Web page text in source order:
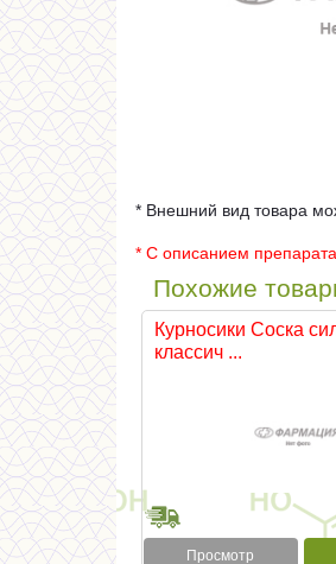
* Внешний вид товара
* С описанием
Похожие
Курносики Соска
классич ...
Просмотр